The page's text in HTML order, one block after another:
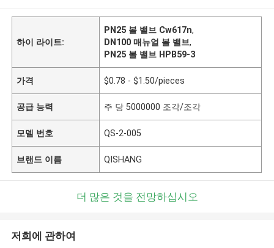
하이 라이트:
PN25 볼 밸브 Cw617n,
DN100 매뉴얼 볼 밸브,
PN25 볼 밸브 HPB59-3
가격 $0.78 - $1.50/pieces
공급 능력 주 당 5000000 조각/조각
모델 번호 QS-2-005
브랜드 이름 QISHANG
더 많은 것을 전망하십시오
저희에 관하여